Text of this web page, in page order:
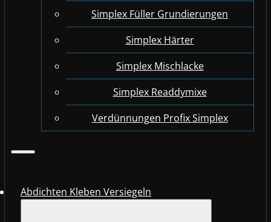
Simplex Füller Grundierungen
Simplex Härter
Simplex Mischlacke
Simplex Readdymixe
Verdünnungen Profix Simplex
Abdichten Kleben Versiegeln